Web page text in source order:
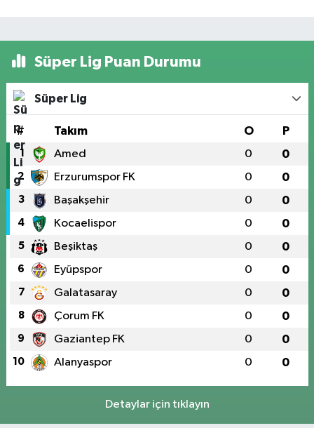
Süper Lig Puan Durumu
Süper Lig
# Takım O P
1 Amed 0 0
2 Erzurumspor FK 0 0
3 Başakşehir 0 0
4 Kocaelispor 0 0
5 Beşiktaş 0 0
6 Eyüpspor 0 0
7 Galatasaray 0 0
8 Çorum FK 0 0
9 Gaziantep FK 0 0
10 Alanyaspor 0 0
Detaylar için tıklayın